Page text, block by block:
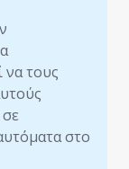
να τους
στο